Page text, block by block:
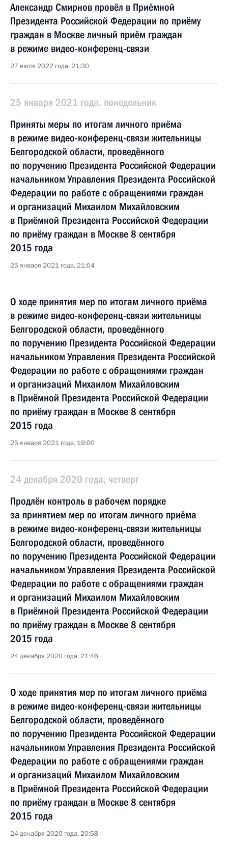
Александр Смирнов провёл в Приёмной
Президента Российской Федерации по приёму
граждан в Москве личный приём граждан
в режиме видео-конференц-связи
27 июля 2022 года, 21:30
25 января 2021 года, понедельник
Приняты меры по итогам личного приёма
в режиме видео-конференц-связи жительницы
Белгородской области, проведённого
по поручению Президента Российской Федерации
начальником Управления Президента Российской
Федерации по работе с обращениями граждан
и организаций Михаилом Михайловским
в Приёмной Президента Российской Федерации
по приёму граждан в Москве 8 сентября
2015 года
25 января 2021 года, 21:04
О ходе принятия мер по итогам личного приёма
в режиме видео-конференц-связи жительницы
Белгородской области, проведённого
по поручению Президента Российской Федерации
начальником Управления Президента Российской
Федерации по работе с обращениями граждан
и организаций Михаилом Михайловским
в Приёмной Президента Российской Федерации
по приёму граждан в Москве 8 сентября
2015 года
25 января 2021 года, 19:00
24 декабря 2020 года, четверг
Продлён контроль в рабочем порядке
за принятием мер по итогам личного приёма
в режиме видео-конференц-связи жительницы
Белгородской области, проведённого
по поручению Президента Российской Федерации
начальником Управления Президента Российской
Федерации по работе с обращениями граждан
и организаций Михаилом Михайловским
в Приёмной Президента Российской Федерации
по приёму граждан в Москве 8 сентября
2015 года
24 декабря 2020 года, 21:46
О ходе принятия мер по итогам личного приёма
в режиме видео-конференц-связи жительницы
Белгородской области, проведённого
по поручению Президента Российской Федерации
начальником Управления Президента Российской
Федерации по работе с обращениями граждан
и организаций Михаилом Михайловским
в Приёмной Президента Российской Федерации
по приёму граждан в Москве 8 сентября
2015 года
24 декабря 2020 года, 20:58